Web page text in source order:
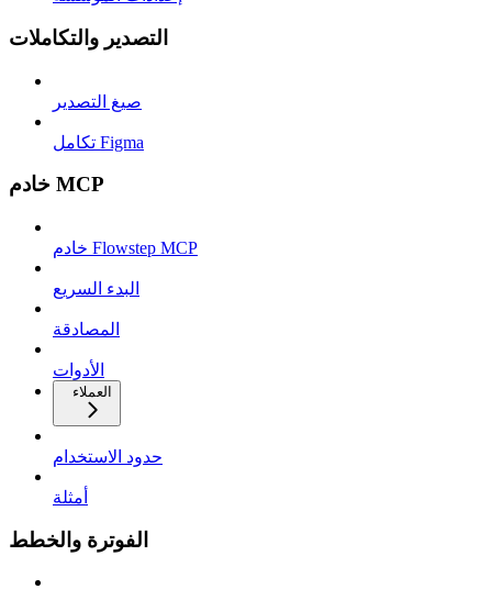
التصدير والتكاملات
صيغ التصدير
تكامل Figma
خادم MCP
خادم Flowstep MCP
البدء السريع
المصادقة
الأدوات
العملاء
حدود الاستخدام
أمثلة
الفوترة والخطط